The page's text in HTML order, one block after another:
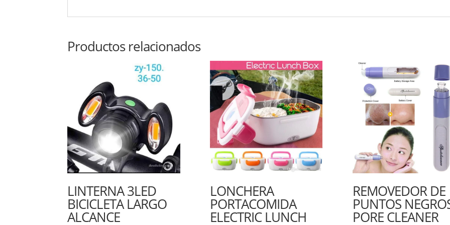
Productos relacionados
LINTERNA 3LED
BICICLETA LARGO
ALCANCE
LONCHERA
PORTACOMIDA
ELECTRIC LUNCH
REMOVEDOR DE
PUNTOS
PORE CLEANER